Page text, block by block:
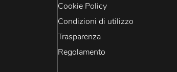
Cookie Policy
Condizioni di utilizzo
Trasparenza
Regolamento